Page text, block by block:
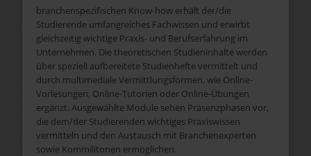
branchenspezifischen Know-how erhält der/die
Studierende umfangreiches Fachwissen und erwirbt
gleichzeitig wichtige Praxis- und Berufserfahrung im
Unternehmen. Die theoretischen Studieninhalte werden
über speziell aufbereitete Studienhefte vermittelt und
durch multimediale Vermittlungsformen, wie Online-
Vorlesungen, Online-Tutorien oder Online-Übungen
ergänzt. Ausgewählte Module sehen Präsenzphasen vor,
die dem/der Studierenden wichtiges Praxiswissen
vermitteln und den Austausch mit Branchenexperten
sowie Kommilitonen ermöglichen.